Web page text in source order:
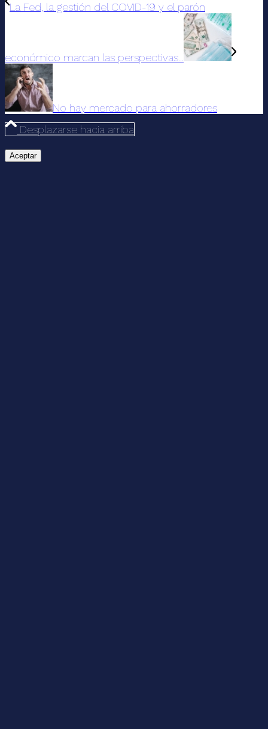
La Fed, la gestión del COVID-19 y el parón
económico marcan las perspectivas...
No hay mercado para ahorradores
Desplazarse hacia arriba
Aceptar